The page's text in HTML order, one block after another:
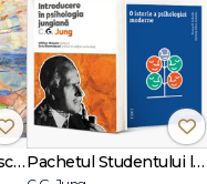
Zarathustra lui Nietzsche Pachetul Studentului la psihologie